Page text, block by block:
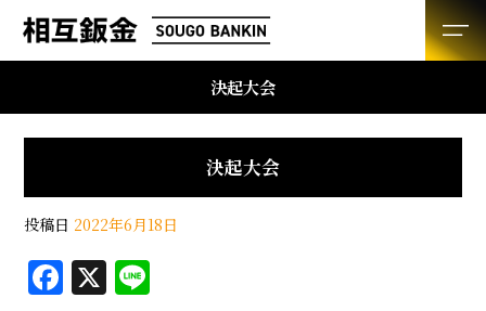
決起大会
決起大会
投稿日 2022年6月18日
F X